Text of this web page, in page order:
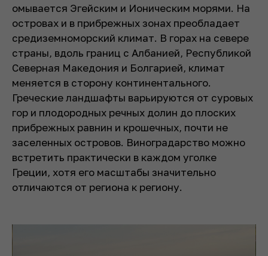
омывается Эгейским и Ионическим морями. На
островах и в прибрежных зонах преобладает
средиземноморский климат. В горах на севере
страны, вдоль границ с Албанией, Республикой
Северная Македония и Болгарией, климат
меняется в сторону континентального.
Греческие ландшафты варьируются от суровых
гор и плодородных речных долин до плоских
прибрежных равнин и крошечных, почти не
заселенных островов. Виноградарство можно
встретить практически в каждом уголке
Греции, хотя его масштабы значительно
отличаются от региона к региону.